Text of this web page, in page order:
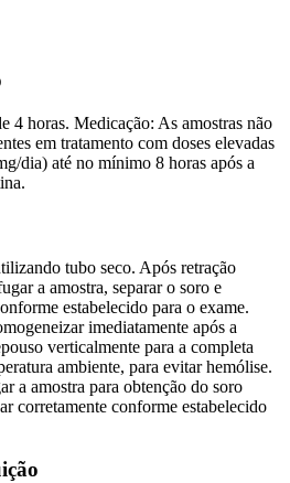
4 horas. Medicação: As amostras não
em tratamento com doses elevadas
dia) até no mínimo 8 horas após a
tubo seco. Após retração
a amostra, separar o soro e
estabelecido para o exame.
imediatamente após a
verticalmente para a completa
ambiente, para evitar hemólise.
a amostra para obtenção do soro
corretamente conforme estabelecido